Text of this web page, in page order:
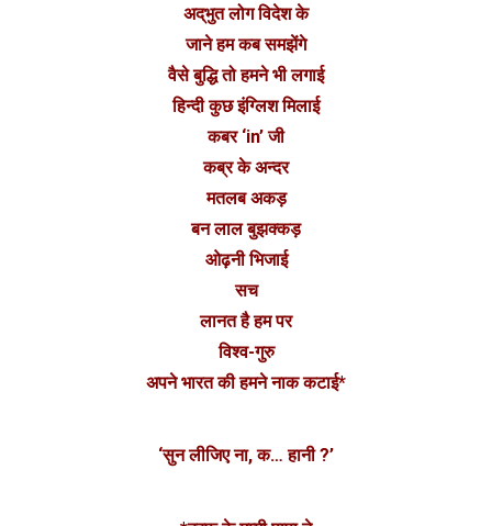
अद्‌भुत लोग विदेश के
जाने हम कब समझेंगे
वैसे बुद्धि तो हमने भी लगाई
हिन्दी कुछ इंग्लिश मिलाई
कबर ‘in’ जी
कब्र के अन्दर
मतलब अकड़
बन लाल बुझक्कड़
ओढ़नी भिजाई
सच
लानत है हम पर
विश्व-गुरु
अपने भारत की हमने नाक कटाई*
‘सुन लीजिए ना, क… हानी ?’